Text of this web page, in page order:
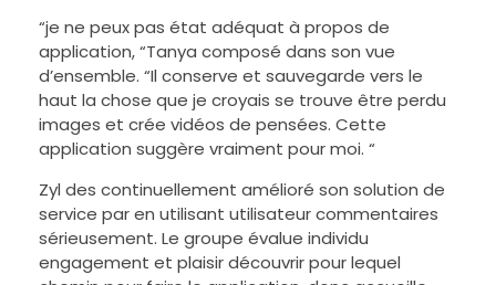
“je ne peux pas état adéquat à propos de
application, “Tanya composé dans son vue
d’ensemble. “Il conserve et sauvegarde vers le
haut la chose que je croyais se trouve être perdu
images et crée vidéos de pensées. Cette
application suggère vraiment pour moi. “
Zyl des continuellement amélioré son solution de
service par en utilisant utilisateur commentaires
sérieusement. Le groupe évalue individu
engagement et plaisir découvrir pour lequel